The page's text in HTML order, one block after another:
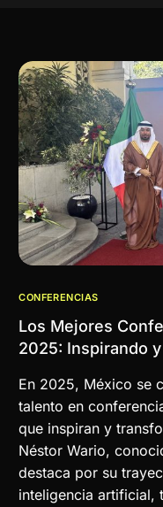
CONFERENCIAS
Los Mejores
2025: Inspirando
En 2025, México se
talento en
que inspiran y
Néstor Wario,
destaca por su
inteligencia artificial,